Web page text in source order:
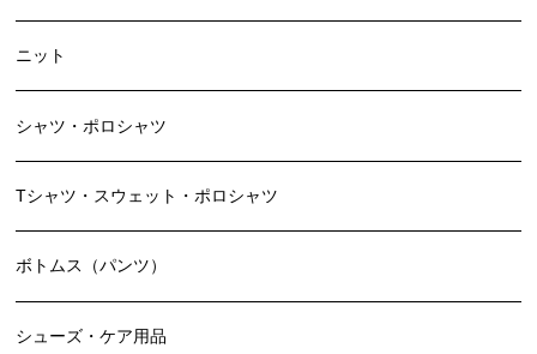
ニット
シャツ・ポロシャツ
Tシャツ・スウェット・ポロシャツ
ボトムス（パンツ）
シューズ・ケア用品